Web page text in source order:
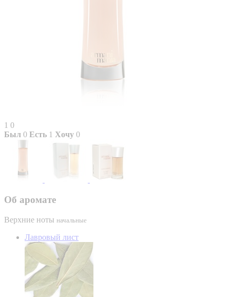
1 0
Был 0 Есть 1 Хочу 0
Об аромате
Верхние ноты начальные
Лавровый лист